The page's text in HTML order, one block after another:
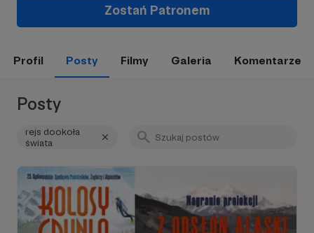
Zostań Patronem
Profil Posty Filmy Galeria Komentarze
Posty
rejs dookoła
świata